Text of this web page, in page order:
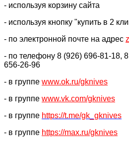
- используя корзину сайта
- используя кнопку "купить в 2
- по электронной почте на адрес
- по телефону 8 (926) 696-81-18,
656-26-96
- в группе www.ok.ru/gknives
- в группе www.vk.com/gknives
- в группе https://t.me/gk_gknives
- в группе https://max.ru/gknives